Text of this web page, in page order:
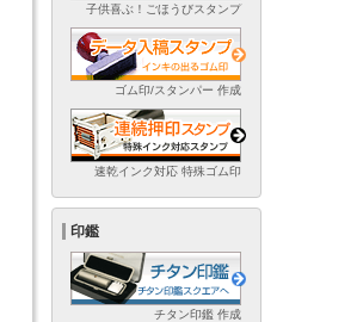
子供喜ぶ！ごほうびスタンプ
ゴム印/スタンパー 作成
速乾インク対応 特殊ゴム印
印鑑
チタン印鑑 作成